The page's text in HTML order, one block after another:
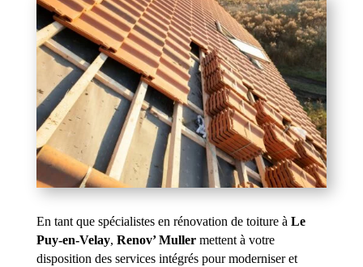
En tant que spécialistes en rénovation de toiture à Le
Puy-en-Velay, Renov’ Mullermettent à votre
disposition des services intégrés pour moderniser et